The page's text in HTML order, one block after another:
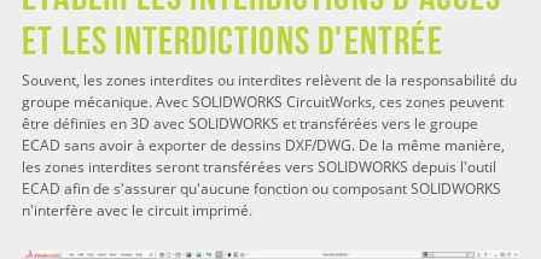
et les interdictions d'entrée
Souvent, les zones interdites ou interdites relèvent de la responsabilité du
groupe mécanique. Avec SOLIDWORKS CircuitWorks, ces zones peuvent
être définies en 3D avec SOLIDWORKS et transférées vers le groupe
ECAD sans avoir à exporter de dessins DXF/DWG. De la même manière,
les zones interdites seront transférées vers SOLIDWORKS depuis l'outil
ECAD afin de s'assurer qu'aucune fonction ou composant SOLIDWORKS
n'interfère avec le circuit imprimé.